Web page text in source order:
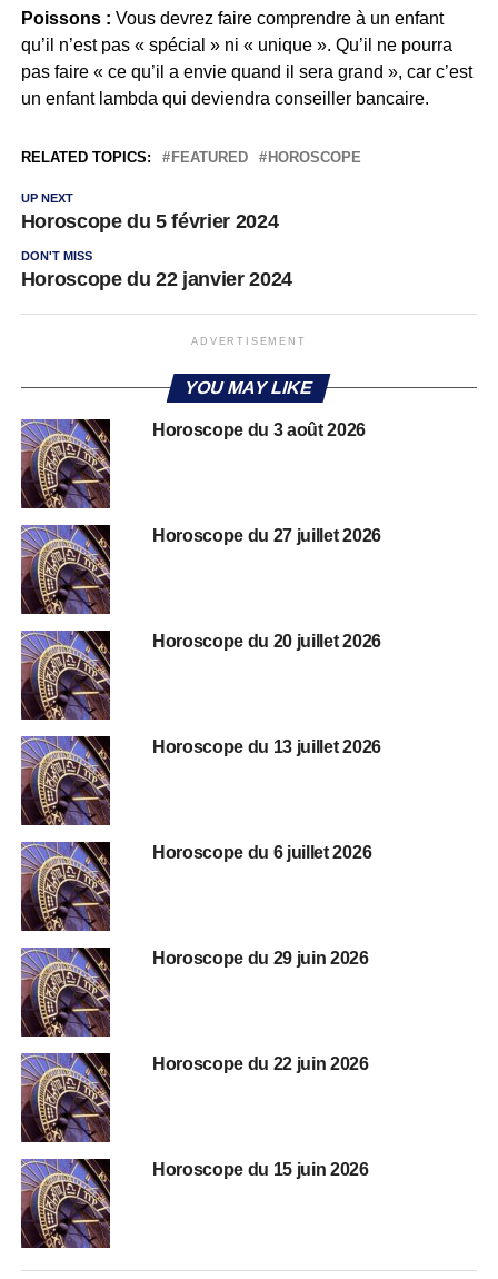
Poissons : Vous devrez faire comprendre à un enfant
qu’il n’est pas « spécial » ni « unique ». Qu’il ne pourra
pas faire « ce qu’il a envie quand il sera grand », car c’est
un enfant lambda qui deviendra conseiller bancaire.
RELATED TOPICS: FEATURED HOROSCOPE
UP NEXT
Horoscope du 5 février 2024
DON'T MISS
Horoscope du 22 janvier 2024
ADVERTISEMENT
YOU MAY LIKE
Horoscope du 3 août 2026
Horoscope du 27 juillet 2026
Horoscope du 20 juillet 2026
Horoscope du 13 juillet 2026
Horoscope du 6 juillet 2026
Horoscope du 29 juin 2026
Horoscope du 22 juin 2026
Horoscope du 15 juin 2026